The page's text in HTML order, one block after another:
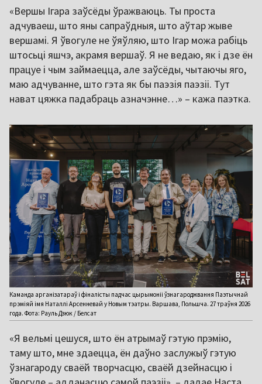
«Вершы Ігара заўсёды ўражваюць. Ты проста
адчуваеш, што яны сапраўдныя, што аўтар жыве
вершамі. Я ўвогуле не ўяўляю, што Ігар можа рабіць
штосьці яшчэ, акрамя вершаў. Я не ведаю, як і дзе ён
працуе і чым займаецца, але заўсёды, чытаючы яго,
маю адчуванне, што гэта як бы паэзія паэзіі. Тут
нават цяжка падабраць азначэнне…» – кажа паэтка.
Каманда арганізатараў і фіналісты падчас цырымоніі ўзнагароджвання Паэтычнай
прэміяй імя Наталлі Арсенневай у Новым тэатры. Варшава, Польшча. 27 траўня 2026
года. Фота: Рауль Дзюк / Белсат
«Я вельмі цешуся, што ён атрымаў гэтую прэмію,
таму што, мне здаецца, ён даўно заслужыў гэтую
ўзнагароду сваёй творчасцю, сваёй дзейнасцю і